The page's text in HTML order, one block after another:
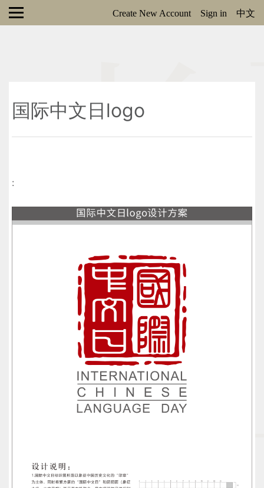
Create New Account Sign in 中文
国际中文日logo
: